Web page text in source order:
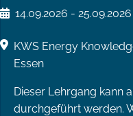
14.09.2026 - 25.09.2026
KWS Energy
Essen
Dieser Lehrgang kann
durchgeführt werden.